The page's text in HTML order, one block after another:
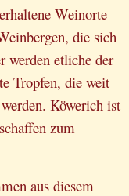
Weinorte
die sich
werden etliche der
Tropfen, die weit
Köwerich ist
zum
aus diesem